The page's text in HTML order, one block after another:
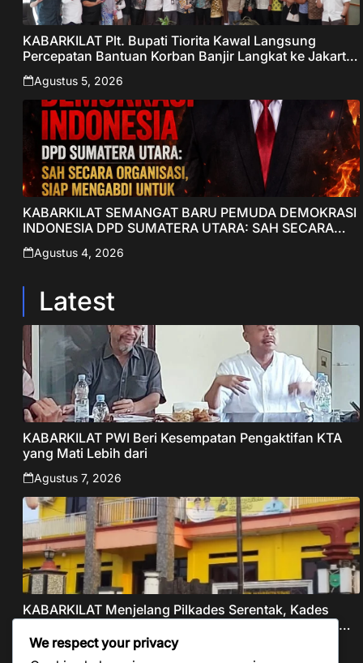
KABARKILAT Plt. Bupati Tiorita Kawal Langsung
Percepatan Bantuan Korban Banjir Langkat ke Jakarta
– Sentralberita
Agustus 5, 2026
KABARKILAT SEMANGAT BARU PEMUDA DEMOKRASI
INDONESIA DPD SUMATERA UTARA: SAH SECARA
ORGANISASI, SIAP MENGABDI UNTUK RAKYAT DAN
INDONESIA
Agustus 4, 2026
Latest
KABARKILAT PWI Beri Kesempatan Pengaktifan KTA
yang Mati Lebih dari
Agustus 7, 2026
KABARKILAT Menjelang Pilkades Serentak, Kades
PAW Ciruluk Kalijati Subang Bungkam Atas Dugaan
Pungli dan Nepotisme Yang Disorot Warganet
Agustus 6, 2026
We respect your privacy